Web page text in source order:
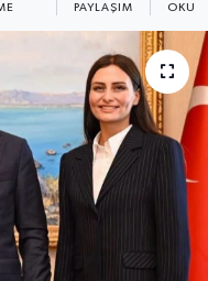
PAYLAŞIM